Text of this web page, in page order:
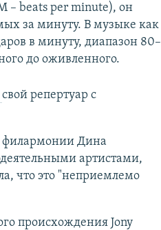
– beats per minute), он
за минуту. В музыке как
в минуту, диапазон 80–
до оживленного.
свой репертуар с
филармонии Дина
артистами,
что это "неприемлемо
происхождения Jony